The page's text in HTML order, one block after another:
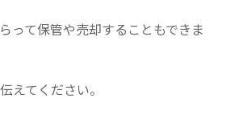
って保管や売却することもできま
えてください。